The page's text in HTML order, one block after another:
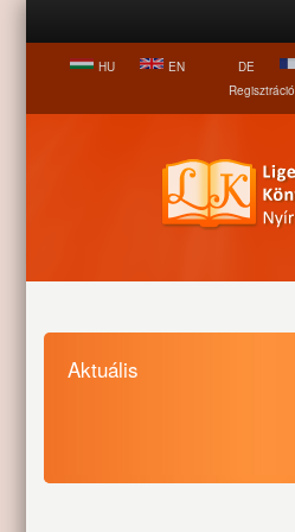
HU EN DE
Regisztráció
Aktuális